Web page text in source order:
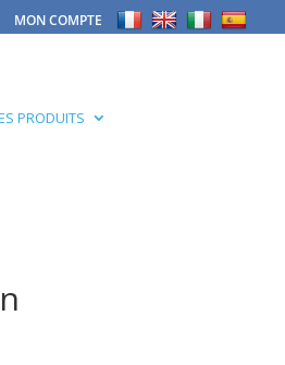
MON COMPTE
PRODUITS